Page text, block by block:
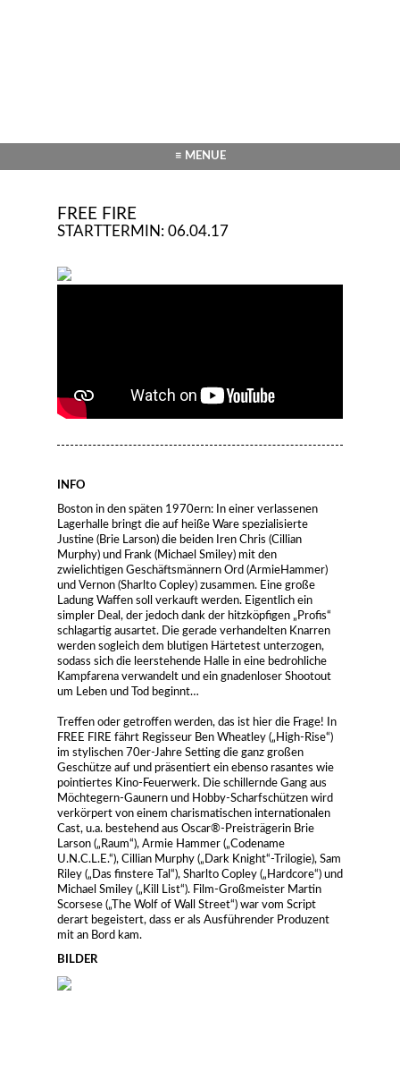
≡ MENUE
FREE FIRE
STARTTERMIN: 06.04.17
INFO
Boston in den späten 1970ern: In einer verlassenen
Lagerhalle bringt die auf heiße Ware spezialisierte
Justine (Brie Larson) die beiden Iren Chris (Cillian
Murphy) und Frank (Michael Smiley) mit den
zwielichtigen Geschäftsmännern Ord (ArmieHammer)
und Vernon (Sharlto Copley) zusammen. Eine große
Ladung Waffen soll verkauft werden. Eigentlich ein
simpler Deal, der jedoch dank der hitzköpfigen „Profis“
schlagartig ausartet. Die gerade verhandelten Knarren
werden sogleich dem blutigen Härtetest unterzogen,
sodass sich die leerstehende Halle in eine bedrohliche
Kampfarena verwandelt und ein gnadenloser Shootout
um Leben und Tod beginnt…
Treffen oder getroffen werden, das ist hier die Frage! In
FREE FIRE fährt Regisseur Ben Wheatley („High-Rise“)
im stylischen 70er-Jahre Setting die ganz großen
Geschütze auf und präsentiert ein ebenso rasantes wie
pointiertes Kino-Feuerwerk. Die schillernde Gang aus
Möchtegern-Gaunern und Hobby-Scharfschützen wird
verkörpert von einem charismatischen internationalen
Cast, u.a. bestehend aus Oscar®-Preisträgerin Brie
Larson („Raum“), Armie Hammer („Codename
U.N.C.L.E.“), Cillian Murphy („Dark Knight“-Trilogie), Sam
Riley („Das finstere Tal“), Sharlto Copley („Hardcore“) und
Michael Smiley („Kill List“). Film-Großmeister Martin
Scorsese („The Wolf of Wall Street“) war vom Script
derart begeistert, dass er als Ausführender Produzent
mit an Bord kam.
BILDER